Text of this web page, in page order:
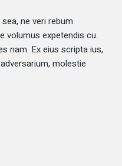
ne veri rebum
volumus expetendis cu.
nam. Ex eius scripta ius,
molestie